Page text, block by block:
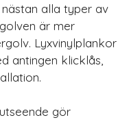
alla typer av
är mer
Lyxvinylplankor
antingen klicklås,
gör